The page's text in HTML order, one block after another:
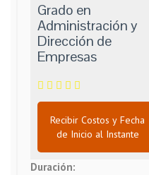
Grado en
Administración y
Dirección de
Empresas
Recibir Costos y Fecha
de Inicio al Instante
Duración: